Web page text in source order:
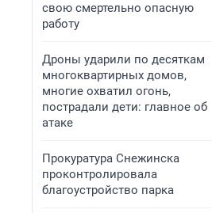
свою смертельно опасную
работу
Дроны ударили по десяткам
многоквартирных домов,
многие охватил огонь,
пострадали дети: главное об
атаке
Прокуратура Снежинска
проконтролировала
благоустройство парка